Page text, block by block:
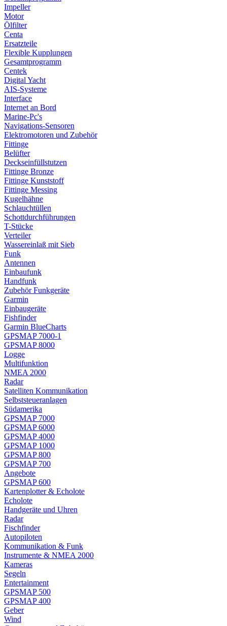
Impeller
Motor
Ölfilter
Centa
Ersatzteile
Flexible Kupplungen
Gesamtprogramm
Centek
Digital Yacht
AIS-Systeme
Interface
Internet an Bord
Marine-Pc's
Navigations-Sensoren
Elektromotoren und Zubehör
Fittinge
Belüfter
Deckseinfüllstutzen
Fittinge Bronze
Fittinge Kunststoff
Fittinge Messing
Kugelhähne
Schlauchtüllen
Schottdurchführungen
T-Stücke
Verteiler
Wassereinlaß mit Sieb
Funk
Antennen
Einbaufunk
Handfunk
Zubehör Funkgeräte
Garmin
Einbaugeräte
Fishfinder
Garmin BlueCharts
GPSMAP 7000-1
GPSMAP 8000
Logge
Multifunktion
NMEA 2000
Radar
Satelliten Kommunikation
Selbststeueranlagen
Südamerika
GPSMAP 7000
GPSMAP 6000
GPSMAP 4000
GPSMAP 1000
GPSMAP 800
GPSMAP 700
Angebote
GPSMAP 600
Kartenplotter & Echolote
Echolote
Handgeräte und Uhren
Radar
Fischfinder
Autopiloten
Kommunikation & Funk
Instrumente & NMEA 2000
Kameras
Segeln
Entertainment
GPSMAP 500
GPSMAP 400
Geber
Wind